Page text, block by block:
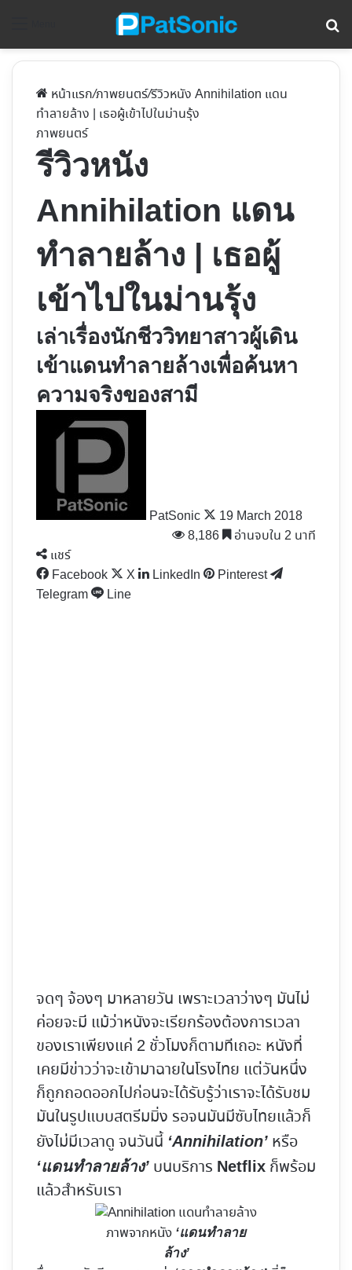
หน้าแรก/ภาพยนตร์/รีวิวหนัง Annihilation แดน
ทำลายล้าง | เธอผู้เข้าไปในม่านรุ้ง
ภาพยนตร์
รีวิวหนัง
Annihilation แดน
ทำลายล้าง | เธอผู้
เข้าไปในม่านรุ้ง
เล่าเรื่องนักชีววิทยาสาวผู้เดิน
เข้าแดนทำลายล้างเพื่อค้นหา
ความจริงของสามี
PatSonic
19 March 2018
8,186
อ่านจบใน 2 นาที
แชร์
Facebook
X LinkedIn
Pinterest
Telegram
Line
จดๆ จ้องๆ มาหลายวัน เพราะเวลาว่างๆ มันไม่
ค่อยจะมี แม้ว่าหนังจะเรียกร้องต้องการเวลา
ของเราเพียงแค่ 2 ชั่วโมงก็ตามทีเถอะ หนังที่
เคยมีข่าวว่าจะเข้ามาฉายในโรงไทย แต่วันหนึ่ง
ก็ถูกถอดออกไปก่อนจะได้รับรู้ว่าเราจะได้รับชม
มันในรูปแบบสตรีมมิ่ง รอจนมันมีซับไทยแล้วก็
ยังไม่มีเวลาดู จนวันนี้ ‘Annihilation’ หรือ
‘แดนทำลายล้าง’ บนบริการ Netflix ก็พร้อม
แล้วสำหรับเรา
ภาพจากหนัง ‘แดนทำลาย
ล้าง’